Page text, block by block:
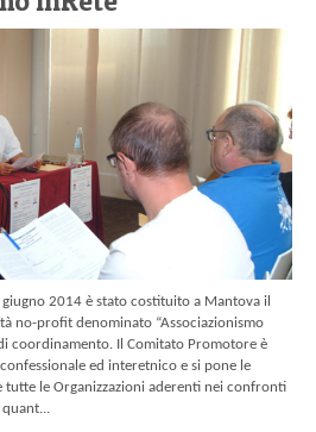
2014 è stato costituito a Mantova il
no-profit denominato “Associazionismo
coordinamento. Il Comitato Promotore è
ed interetnico e si pone le
tutte le Organizzazioni aderenti nei confronti